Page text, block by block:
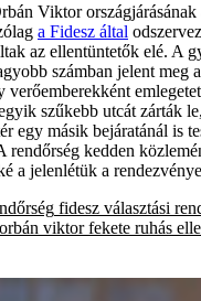
Viktor országjárásának
a Fidesz által
az ellentüntetők elé. A
számban jelent meg
verőemberekként
szűkebb utcát zárták
egy másik bejáratánál is
rendőrség kedden
a jelenlétük a
fidesz választási
orbán viktor fekete ruhás